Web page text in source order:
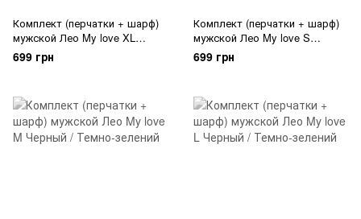
Комплект (перчатки + шарф)
мужской Лео My love XL
Черный / Серый
699 грн
Комплект (перчатки + шарф)
мужской Лео My love S
Черный / Темно-зелений
699 грн